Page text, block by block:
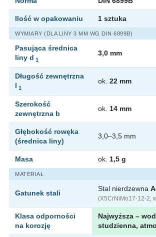
Ilość w opakowaniu 1 sztuka
WYMIARY (DLA LINY 3 MM WG DIN 6899B)
Pasująca średnica
liny d 1
3,0 mm
Długość zewnętrzna
l 1
ok. 22 mm
Szerokość
zewnętrzna b
ok. 14 mm
Głębokość rowęka
(średnica liny)
3,0–3,5 mm
Masa ok. 1,5 g
MATERIAŁ
Gatunek stali
Stal nierdzewna
(X5CrNiMo17-12-2,
Klasa odporności
na korozję
Najwyższa –
studzienna,